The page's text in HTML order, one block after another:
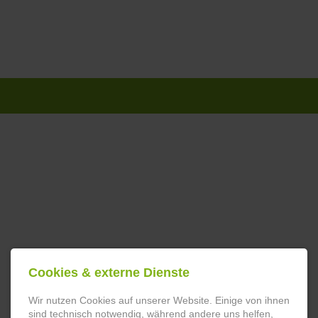
Cookies & externe Dienste
Wir nutzen Cookies auf unserer Website. Einige von ihnen
sind technisch notwendig, während andere uns helfen,